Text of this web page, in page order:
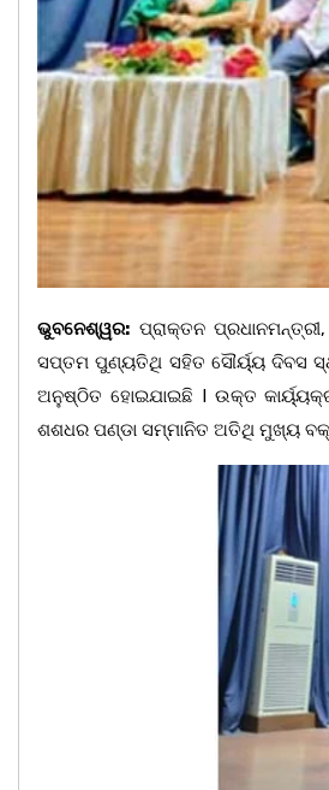
ଭୁବନେଶ୍ୱର: ପ୍ରାକ୍ତନ
ସପ୍ତମ ପୁଣ୍ୟତିଥି ସହିତ ସୌର୍ୟ୍ୟ ଦିବସ
ଅନୁଷ୍ଠିତ ହୋଇଯାଇଛି I ଉକ୍ତ
ଶଶଧର ପଣ୍ଡା ସମ୍ମାନିତ ଅତିଥି ମୁଖ୍ୟ